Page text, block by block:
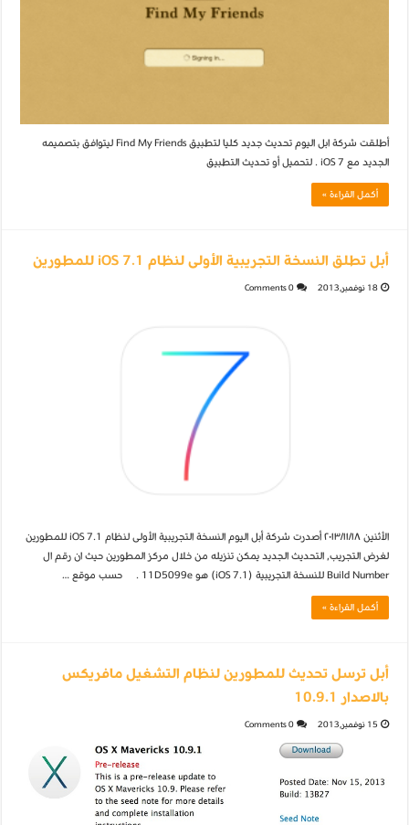
أطلقت شركة ابل اليوم تحديث جديد كليا لتطبيق Find My Friends ليتوافق بتصميمه
الجديد مع iOS 7 . لتحميل أو تحديث التطبيق
أكمل القراءة »
أبل تطلق النسخة التجريبية الأولى لنظام iOS 7.1 للمطورين
18 نوفمبر,2013 0 Comments
الأثنين ٢٠١٣/١١/١٨ أصدرت شركة أبل اليوم النسخة التجريبية الأولى لنظام iOS 7.1 للمطورين
لغرض التجريب, التحديث الجديد يمكن تنزيله من خلال مركز المطورين حيث ان رقم ال
Build Number للنسخة التجريبية (iOS 7.1) هو 11D5099e . حسب موقع …
أكمل القراءة »
أبل ترسل تحديث للمطورين لنظام التشغيل مافريكس
بالاصدار 10.9.1
15 نوفمبر,2013 0 Comments